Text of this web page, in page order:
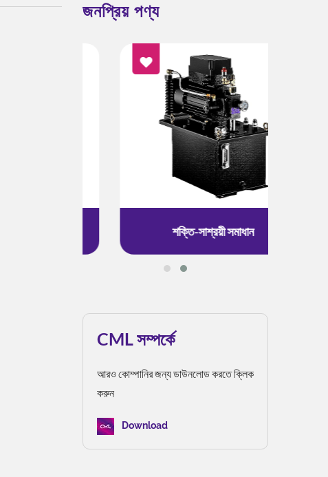
জনপ্রিয় পণ্য
শক্তি-সাশ্রয়ী সমাধান
CML সম্পর্কে
আরও কোম্পানির জন্য ডাউনলোড করতে ক্লিক
করুন
Download